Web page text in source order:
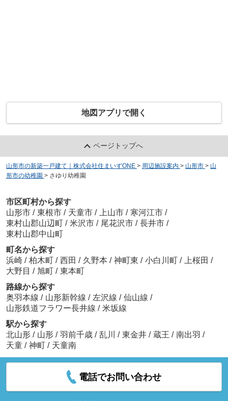
地図アプリで開く
ページトップへ
山形市の新築一戸建て｜株式会社住まいずONE > 周辺施設案内 > 山形市 > 山
形市の幼稚園 > さゆり幼稚園
市区町村から探す
山形市 / 東根市 / 天童市 / 上山市 / 寒河江市 /
東村山郡山辺町 / 米沢市 / 尾花沢市 / 長井市 /
東村山郡中山町
町名から探す
浜崎 / 柏木町 / 西田 / 久野本 / 神町東 / 小白川町 / 上桜田 /
大野目 / 旭町 / 東本町
路線から探す
奥羽本線 / 山形新幹線 / 左沢線 / 仙山線 /
山形鉄道フラワー長井線 / 米坂線
駅から探す
北山形 / 山形 / 羽前千歳 / 乱川 / 東金井 / 蔵王 / 南出羽 /
天童 / 神町 / 天童南
電話でお問い合わせ